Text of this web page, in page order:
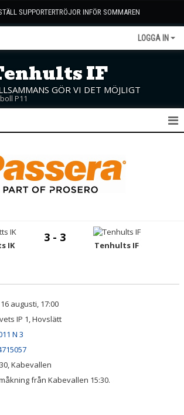
SUPPORTERTRÖJOR INFÖR SOMMAREN
LOGGA IN
IF
GÖR VI DET MÖJLIGT
P11
IK
3 - 3
Tenhults IF
augusti, 17:00
IP 1, Hovslätt
N 3
Kabevallen
från Kabevallen 15:30.